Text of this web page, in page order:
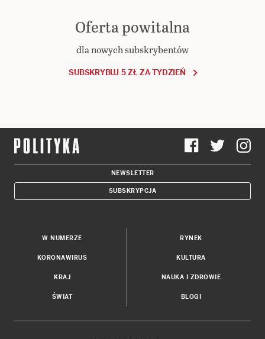
Oferta powitalna
dla nowych subskrybentów
SUBSKRYBUJ 5 ZŁ ZA TYDZIEŃ
NEWSLETTER
SUBSKRYPCJA
W NUMERZE
KORONAWIRUS
KRAJ
ŚWIAT
RYNEK
KULTURA
NAUKA I ZDROWIE
BLOGI